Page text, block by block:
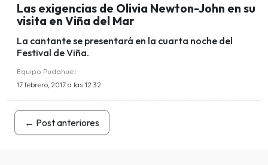
Las exigencias de Olivia Newton-John en su
visita en Viña del Mar
La cantante se presentará en la cuarta noche del
Festival de Viña.
Equipo Pudahuel
17 febrero, 2017 a las 12:32
← Post anteriores